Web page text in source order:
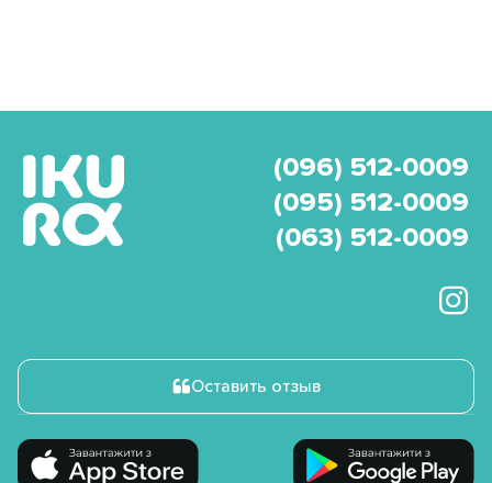
(096) 512-0009
(095) 512-0009
(063) 512-0009
Оставить отзыв